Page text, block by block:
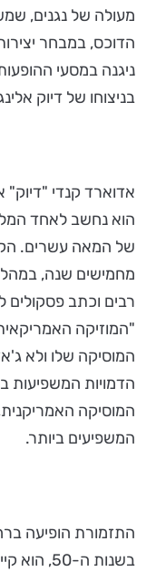
מעולה של נגנים,
הדוכס, במבחר
ניגנה במסעי
בניצוחו של דיוק
הוא נחשב לאחד
של המאה עשרים.
מחמישים שנה,
רבים וכתב פסקולים
"המוזיקה
המוסיקה שלו ולא
הדמויות המשפיעות
המוסיקה
המשפיעים ביותר.
התזמורת הופיעה